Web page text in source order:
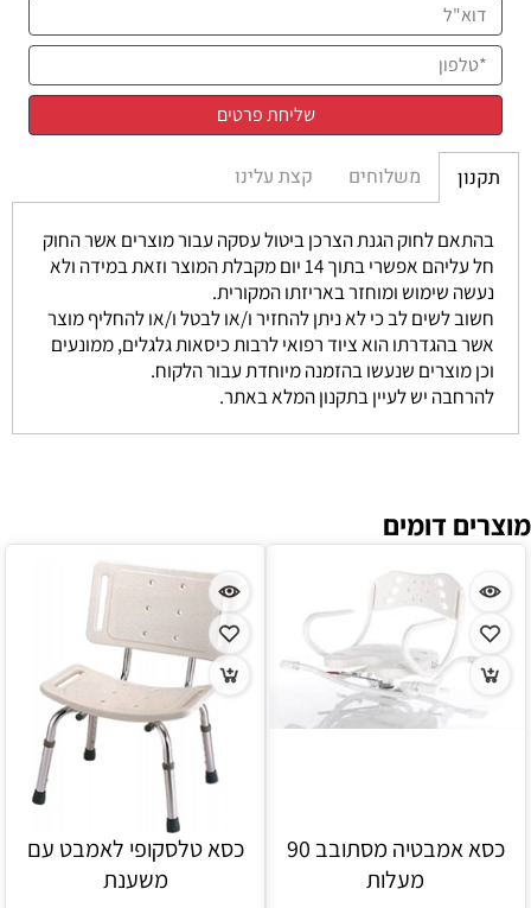
תקנון משלוחים קצת עלינו
בהתאם לחוק הגנת הצרכן ביטול עסקה עבור מוצרים אשר החוק
חל עליהם אפשרי בתוך 14 יום מקבלת המוצר וזאת במידה ולא
נעשה שימוש ומוחזר באריזתו המקורית.
חשוב לשים לב כי לא ניתן להחזיר ו/או לבטל ו/או להחליף מוצר
אשר בהגדרתו הוא ציוד רפואי לרבות כיסאות גלגלים, ממונעים
וכן מוצרים שנעשו בהזמנה מיוחדת עבור הלקוח.
להרחבה יש לעיין בתקנון המלא באתר.
מוצרים דומים
כסא אמבטיה מסתובב 90
מעלות
כסא טלסקופי לאמבט עם
משענת